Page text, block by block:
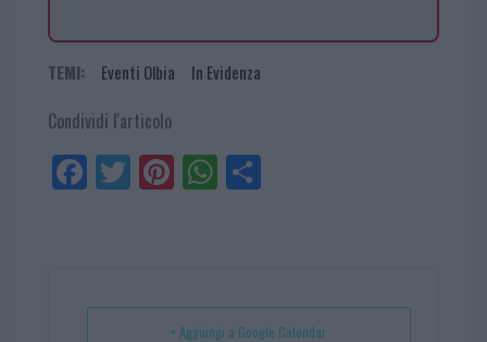
TEMI: Eventi Olbia In Evidenza
Condividi l'articolo
Fa
ce
Tw
itt
Pi
nt
t
W
ha
p
Sh
+ Aggiungi a Google Calendar